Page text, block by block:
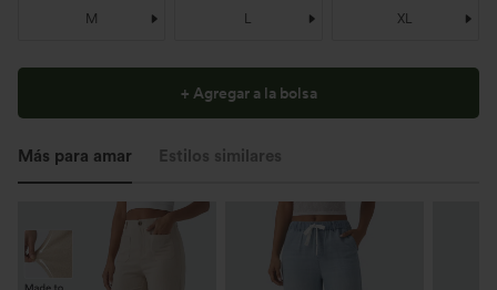
M L XL
+ Agregar a la bolsa
Más para amar Estilos similares